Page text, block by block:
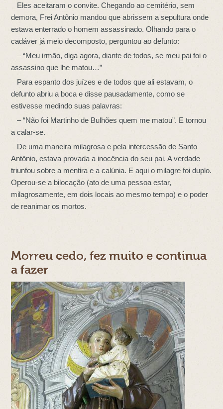
Eles aceitaram o convite. Chegando ao cemitério, sem
demora, Frei Antônio mandou que abrissem a sepultura onde
estava enterrado o homem assassinado. Olhando para o
cadáver já meio decomposto, perguntou ao defunto:
– “Meu irmão, diga agora, diante de todos, se meu pai foi o
assassino que lhe matou…”
Para espanto dos juízes e de todos que ali estavam, o
defunto abriu a boca e disse pausadamente, como se
estivesse medindo suas palavras:
– “Não foi Martinho de Bulhões quem me matou”. E tornou
a calar-se.
De uma maneira milagrosa e pela intercessão de Santo
Antônio, estava provada a inocência do seu pai. A verdade
triunfou sobre a mentira e a calúnia. E aqui o milagre foi duplo.
Operou-se a bilocação (ato de uma pessoa estar,
milagrosamente, em dois locais ao mesmo tempo) e o poder
de reanimar os mortos.
Morreu cedo, fez muito e continua
a fazer